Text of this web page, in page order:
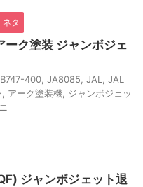
ネタ
ク塗装 ジャンボジェ
B747-400 JA8085 JAL
JAL
アーク塗装機 ジャンボジェッ
ジャンボジェット退